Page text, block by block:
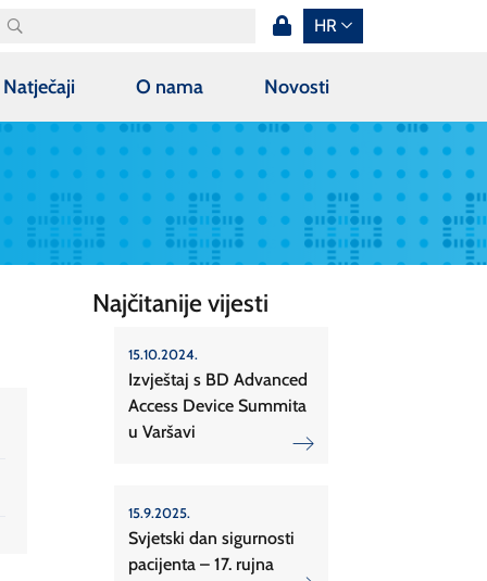
HR
Natječaji O nama Novosti
Najčitanije vijesti
15.10.2024.
Izvještaj s BD Advanced
Access Device Summita
u Varšavi
15.9.2025.
Svjetski dan sigurnosti
pacijenta – 17. rujna